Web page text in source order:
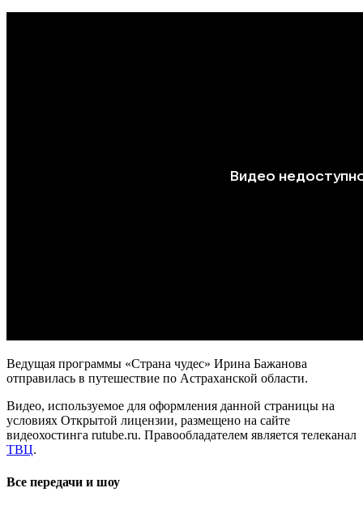
Ведущая программы «Страна чудес» Ирина Бажанова
отправилась в путешествие по Астраханской области.
Видео, используемое для оформления данной страницы на
условиях Открытой лицензии, размещено на сайте
видеохостинга rutube.ru. Правообладателем является телеканал
ТВЦ.
Все передачи и шоу